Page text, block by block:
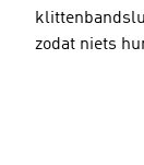
zodat niets